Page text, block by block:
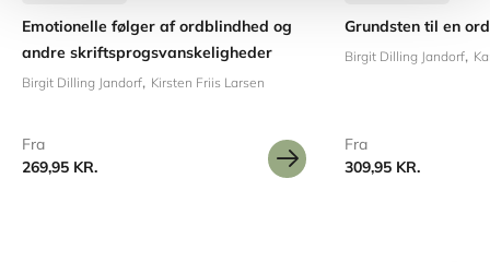
Emotionelle følger af ordblindhed og
andre skriftsprogsvanskeligheder
Birgit Dilling Jandorf Kirsten Friis Larsen
Fra
269,95 KR.
Grundsten til en
Birgit Dilling Jandorf
Fra
309,95 KR.